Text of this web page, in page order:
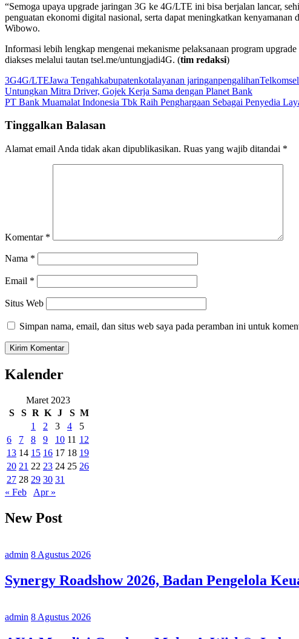
“Semoga upaya upgrade jaringan 3G ke 4G/LTE ini bisa berjalan lancar,
penguatan ekonomi digital nasional, serta dapat meningkatkan
Wibowo.
Informasi lebih lengkap mengenai mekanisme pelaksanaan program
diakses melalui tautan tsel.me/untungjadi4G. (tim redaksi)
3G4G/LTEJawa Tengahkabupatenkotalayanan jaringanpengalihanTelkomsel
Navigasi
pos
Untungkan Mitra Driver, Gojek Kerja Sama dengan Planet Bank
PT Bank Muamalat Indonesia Tbk Raih Penghargaan Sebagai Penyedia
Tinggalkan Balasan
Alamat email Anda tidak akan dipublikasikan. Ruas yang wajib ditandai *
Komentar *
Nama *
Email *
Situs Web
Simpan nama, email, dan situs web saya pada peramban ini untuk
Kalender
Maret 2023
S
S R K J S M
1
2 3 4
5
6
7 8 9 10 11 12
13 14 15 16 17 18 19
20 21 22 23 24 25 26
27 28 29 30 31
« Feb
Apr »
New Post
admin 8 Agustus 2026
Synergy Roadshow 2026, Badan Pengelola
admin 8 Agustus 2026